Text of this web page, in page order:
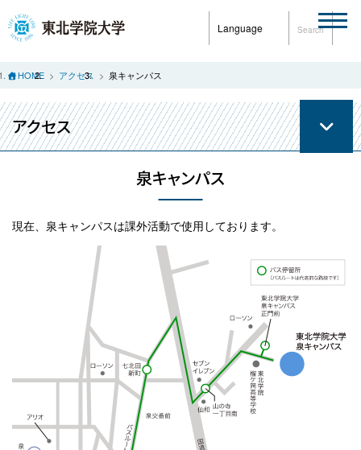
Language Search
HOME アクセス 泉キャンパス
アクセス
泉キャンパス
現在、泉キャンパスは課外活動で使用しております。